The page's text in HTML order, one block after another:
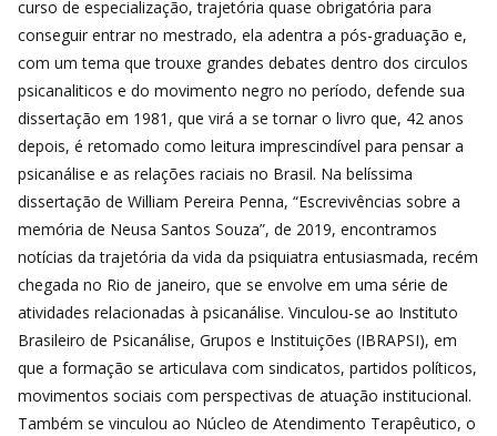
curso de especialização, trajetória quase obrigatória para
conseguir entrar no mestrado, ela adentra a pós-graduação e,
com um tema que trouxe grandes debates dentro dos circulos
psicanaliticos e do movimento negro no período, defende sua
dissertação em 1981, que virá a se tornar o livro que, 42 anos
depois, é retomado como leitura imprescindível para pensar a
psicanálise e as relações raciais no Brasil. Na belíssima
dissertação de William Pereira Penna, “Escrevivências sobre a
memória de Neusa Santos Souza”, de 2019, encontramos
notícias da trajetória da vida da psiquiatra entusiasmada, recém
chegada no Rio de janeiro, que se envolve em uma série de
atividades relacionadas à psicanálise. Vinculou-se ao Instituto
Brasileiro de Psicanálise, Grupos e Instituições (IBRAPSI), em
que a formação se articulava com sindicatos, partidos políticos,
movimentos sociais com perspectivas de atuação institucional.
Também se vinculou ao Núcleo de Atendimento Terapêutico, o